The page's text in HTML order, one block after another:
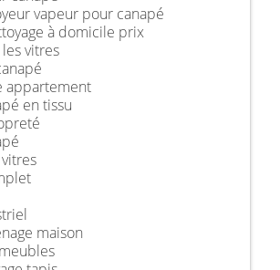
vapeur pour canapé
à domicile prix
vitres
appartement
en tissu
maison